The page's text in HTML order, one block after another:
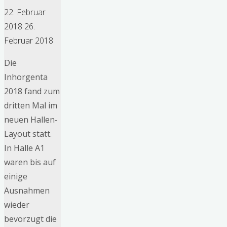
22. Februar
2018 26.
Februar 2018
Die
Inhorgenta
2018 fand zum
dritten Mal im
neuen Hallen-
Layout statt.
In Halle A1
waren bis auf
einige
Ausnahmen
wieder
bevorzugt die